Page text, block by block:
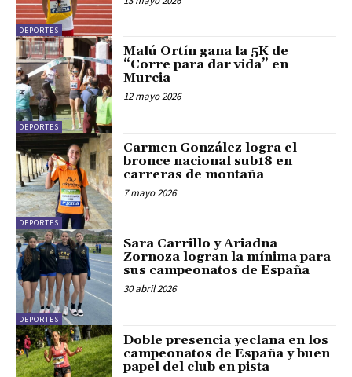
DEPORTES
DEPORTES
Malú Ortín gana la 5K de
“Corre para dar vida” en
Murcia
12 mayo 2026
DEPORTES
Carmen González logra el
bronce nacional sub18 en
carreras de montaña
7 mayo 2026
DEPORTES
Sara Carrillo y Ariadna
Zornoza logran la mínima para
sus campeonatos de España
30 abril 2026
Doble presencia yeclana en los
campeonatos de España y buen
papel del club en pista